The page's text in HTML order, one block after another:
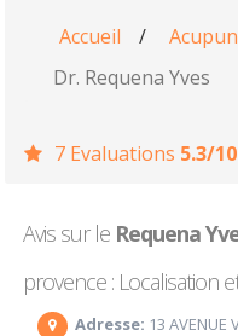
Accueil /
Dr. Requena Yves
7 Evaluations 5.3/10
Avis sur le Requena
provence : Localisation
Adresse: 13 AVENUE